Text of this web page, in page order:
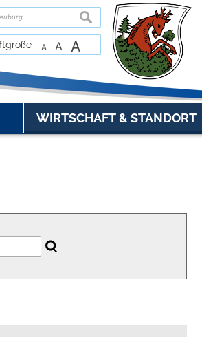
suchen
A A A
WIRTSCHAFT & STANDORT